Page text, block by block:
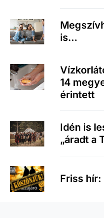
is…
14
érintett
Idén is
„áradt a
Friss hír: